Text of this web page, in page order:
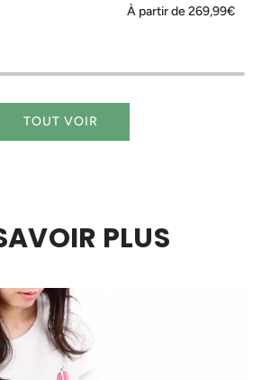
À partir de269,99€
TOUT VOIR
PLUS